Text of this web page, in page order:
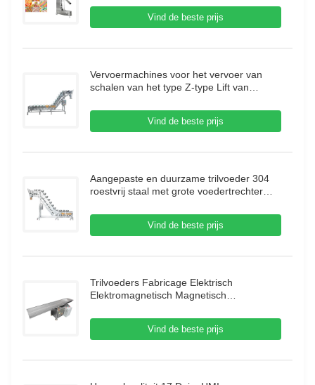
Dubbele uitlaat voor Voedselmachine
Vind de beste prijs
Vervoermachines voor het vervoer van
schalen van het type Z-type Lift van
voor vleesbevroren voedsel
Vind de beste prijs
Aangepaste en duurzame trilvoeder 304
roestvrij staal met grote voedertrechter
Vind de beste prijs
Trilvoeders Fabricage Elektrisch
Elektromagnetisch Magnetisch
Vind de beste prijs